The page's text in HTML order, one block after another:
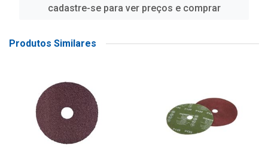
cadastre-se para ver preços e comprar
Produtos Similares